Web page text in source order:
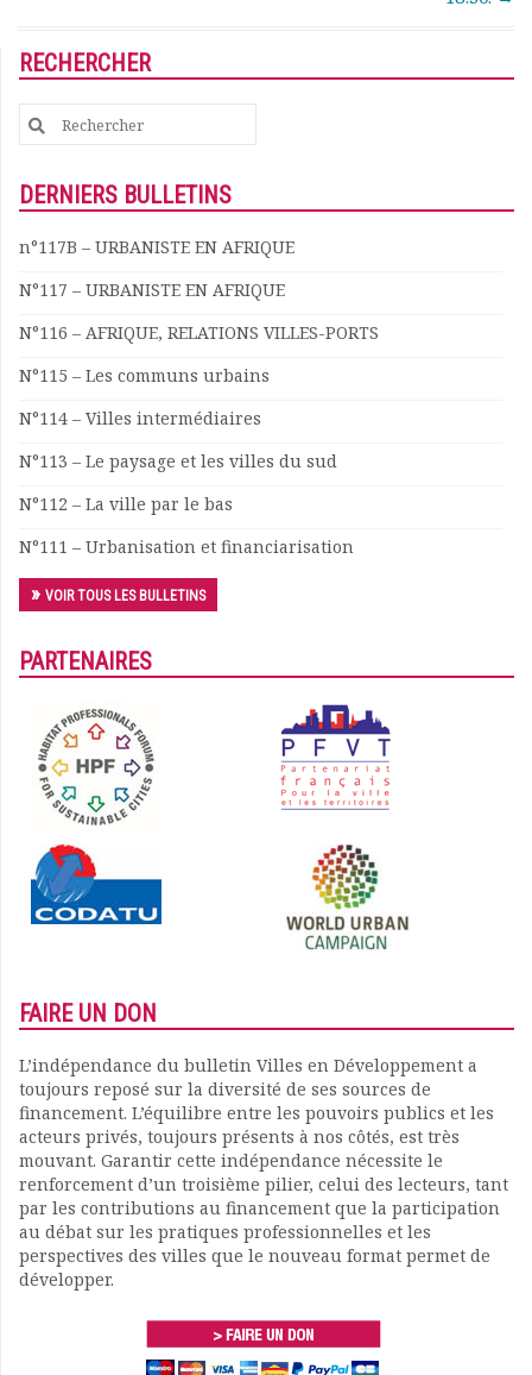
RECHERCHER
Search
for:
DERNIERS BULLETINS
n°117B – URBANISTE EN AFRIQUE
N°117 – URBANISTE EN AFRIQUE
N°116 – AFRIQUE, RELATIONS VILLES-PORTS
N°115 – Les communs urbains
N°114 – Villes intermédiaires
N°113 – Le paysage et les villes du sud
N°112 – La ville par le bas
N°111 – Urbanisation et financiarisation
VOIR TOUS LES BULLETINS
PARTENAIRES
FAIRE UN DON
L’indépendance du bulletin Villes en Développement a
toujours reposé sur la diversité de ses sources de
financement. L’équilibre entre les pouvoirs publics et les
acteurs privés, toujours présents à nos côtés, est très
mouvant. Garantir cette indépendance nécessite le
renforcement d’un troisième pilier, celui des lecteurs, tant
par les contributions au financement que la participation
au débat sur les pratiques professionnelles et les
perspectives des villes que le nouveau format permet de
développer.